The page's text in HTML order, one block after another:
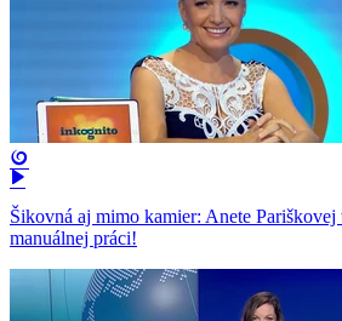
Šikovná aj mimo kamier: Anete
manuálnej práci!